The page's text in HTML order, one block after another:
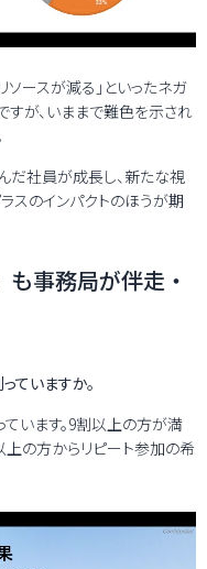
ースが減る」といったネガ
すが、いままで難色を示され
だ社員が成長し、新たな視
スのインパクトのほうが期
事務局が伴走・
ていますか。
います。9割以上の方が満
上の方からリピート参加の希